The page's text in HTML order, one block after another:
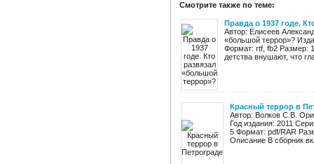
Смотрите также по теме:
Правда о 1937 годе.
Автор: Елисеев
«большой террор»?
Формат: rtf, fb2 Размер:
детства внушают, что
Красный террор в
Автор: Волков С.В.
Год издания: 2011
5 Формат: pdf/RAR
Описание В сборник